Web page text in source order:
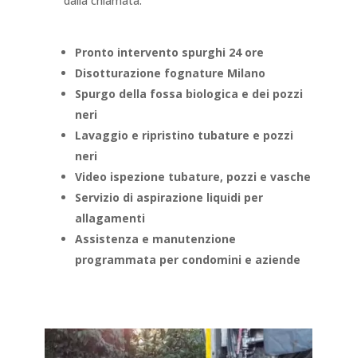
Pronto intervento spurghi 24 ore
Disotturazione fognature Milano
Spurgo della fossa biologica e dei pozzi
neri
Lavaggio e ripristino tubature e pozzi
neri
Video ispezione tubature, pozzi e vasche
Servizio di aspirazione liquidi per
allagamenti
Assistenza e manutenzione
programmata per condomini e aziende